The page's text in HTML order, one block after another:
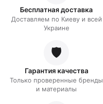
Бесплатная доставка
Доставляем по Киеву и всей
Украине
🛡️
Гарантия качества
Только проверенные бренды
и материалы